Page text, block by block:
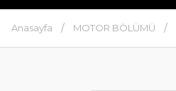
Anasayfa MOTOR BÖLÜMÜ